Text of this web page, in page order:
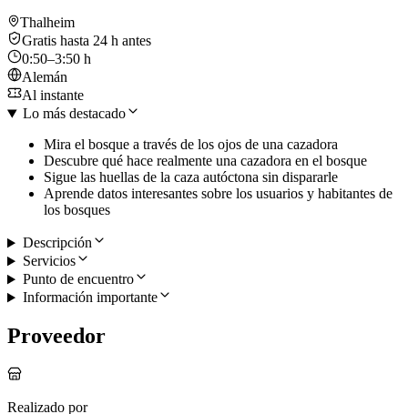
Thalheim
Gratis hasta 24 h antes
0:50–3:50 h
Alemán
Al instante
Lo más destacado
Mira el bosque a través de los ojos de una cazadora
Descubre qué hace realmente una cazadora en el bosque
Sigue las huellas de la caza autóctona sin dispararle
Aprende datos interesantes sobre los usuarios y habitantes de
los bosques
Descripción
Servicios
Punto de encuentro
Información importante
Proveedor
Realizado por